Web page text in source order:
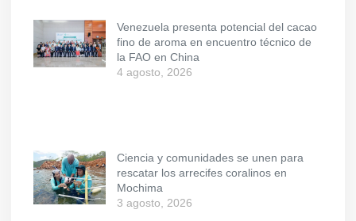
Venezuela presenta potencial del cacao
fino de aroma en encuentro técnico de
la FAO en China
4 agosto, 2026
Ciencia y comunidades se unen para
rescatar los arrecifes coralinos en
Mochima
3 agosto, 2026